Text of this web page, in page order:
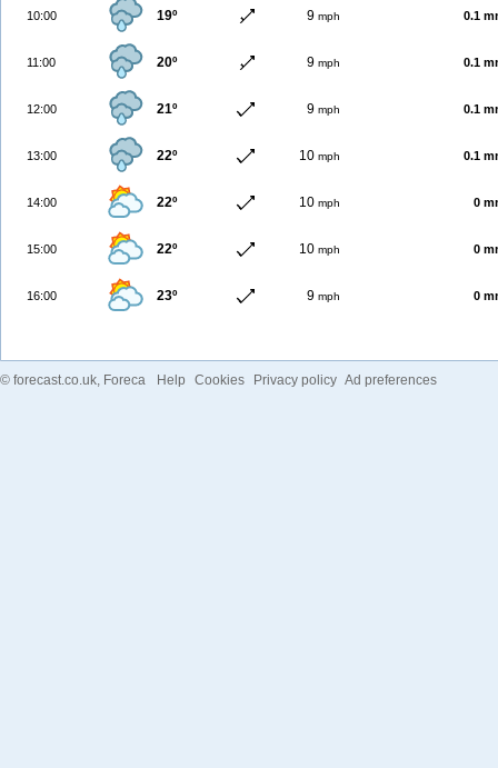
10:00 19º 9 mph 0.1
11:00 20º 9 mph 0.1
12:00 21º 9 mph 0.1
13:00 22º 10 mph 0.1
14:00 22º 10 mph 0
15:00 22º 10 mph 0
16:00 23º 9 mph 0
© forecast.co.uk , Foreca Help Cookies Privacy policy Ad preferences